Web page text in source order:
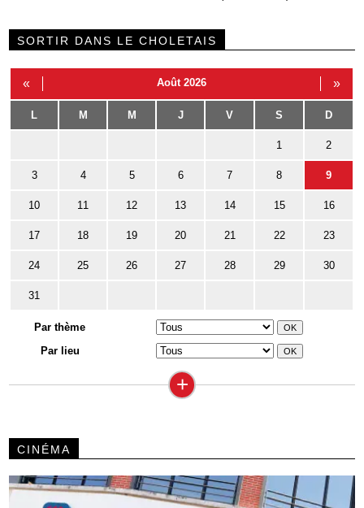
SORTIR DANS LE CHOLETAIS
« Août 2026 »
L M M J V S D
1 2
3 4 5 6 7 8 9
10 11 12 13 14 15 16
17 18 19 20 21 22 23
24 25 26 27 28 29 30
31
Par thème
Par lieu
+
CINÉMA